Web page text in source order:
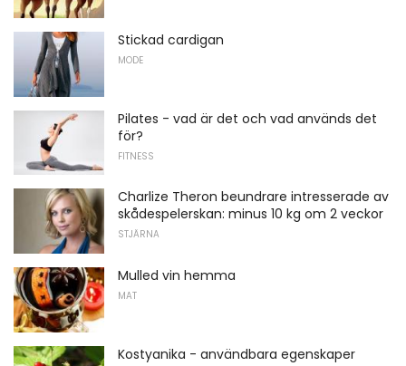
Stickad cardigan
MODE
Pilates - vad är det och vad används det
för?
FITNESS
Charlize Theron beundrare intresserade av
skådespelerskan: minus 10 kg om 2 veckor
STJÄRNA
Mulled vin hemma
MAT
Kostyanika - användbara egenskaper